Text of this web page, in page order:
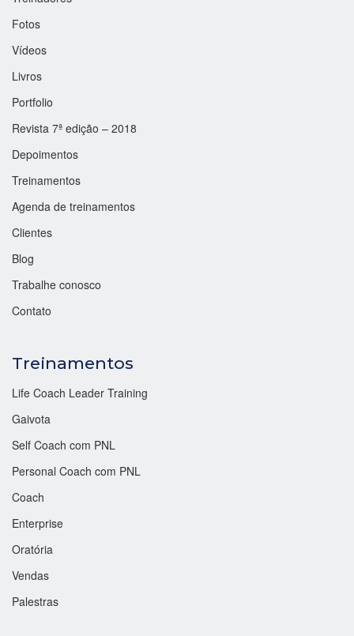
Fotos
Vídeos
Livros
Portfolio
Revista 7ª edição – 2018
Depoimentos
Treinamentos
Agenda de treinamentos
Clientes
Blog
Trabalhe conosco
Contato
Treinamentos
Life Coach Leader Training
Gaivota
Self Coach com PNL
Personal Coach com PNL
Coach
Enterprise
Oratória
Vendas
Palestras